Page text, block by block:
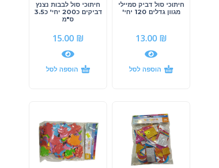
חיתוכי סול דביק סמיילי
מגוון גדלים 120 יחי'
13.00 ₪
הוספה לסל
חיתוכי סול לבבות נצנץ
דביקים כ200 יחי' כ3.5
ס"מ
15.00 ₪
הוספה לסל